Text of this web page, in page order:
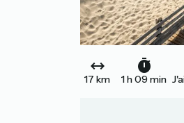
17 km 1 h 09 min